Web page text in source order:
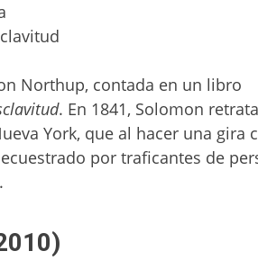
Northup, contada en un libro
. En 1841, Solomon
York, que al hacer una gira
por traficantes de